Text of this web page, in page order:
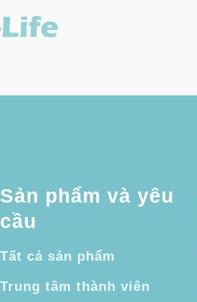
Sản phẩm và yêu
cầu
Tất cả sản phẩm
Trung tâm thành viên